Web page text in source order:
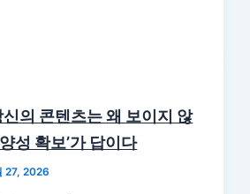
의 콘텐츠는 왜 보이지 않
성 확보’가 답이다
27, 2026